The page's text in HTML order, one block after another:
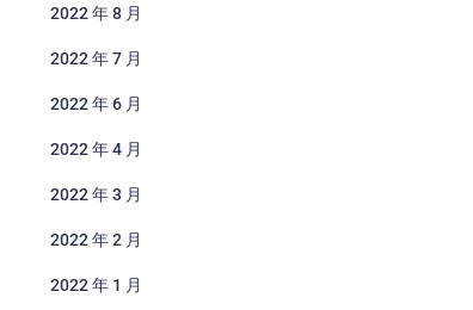
2022 年 8 月
2022 年 7 月
2022 年 6 月
2022 年 4 月
2022 年 3 月
2022 年 2 月
2022 年 1 月